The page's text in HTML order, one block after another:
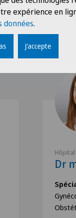
Dr
expérience en
données.
J'accepte